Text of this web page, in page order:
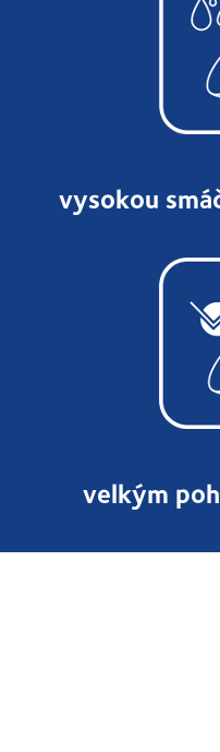
vysokou
velkým